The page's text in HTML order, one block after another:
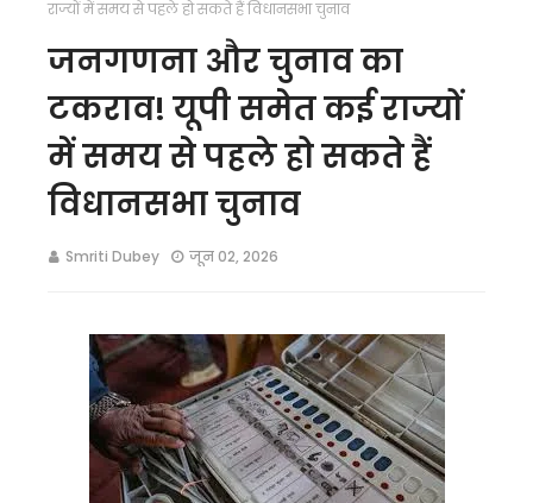
राज्यों में समय से पहले हो सकते हैं विधानसभा चुनाव
जनगणना और चुनाव का
टकराव! यूपी समेत कई राज्यों
में समय से पहले हो सकते हैं
विधानसभा चुनाव
Smriti Dubey जून 02, 2026